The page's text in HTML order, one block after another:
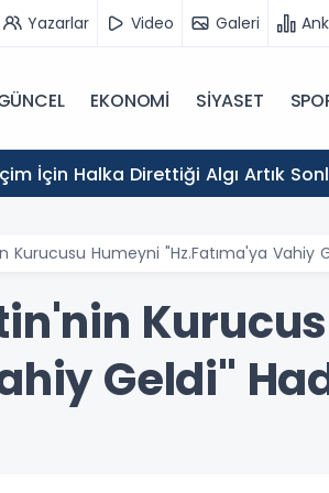
Yazarlar Video Galeri
EKONOMİ SİYASET
İçin Halka Direttiği Algı Artık
Kurucusu Humeyni "Hz.Fatıma'ya Vahiy
Geldi"